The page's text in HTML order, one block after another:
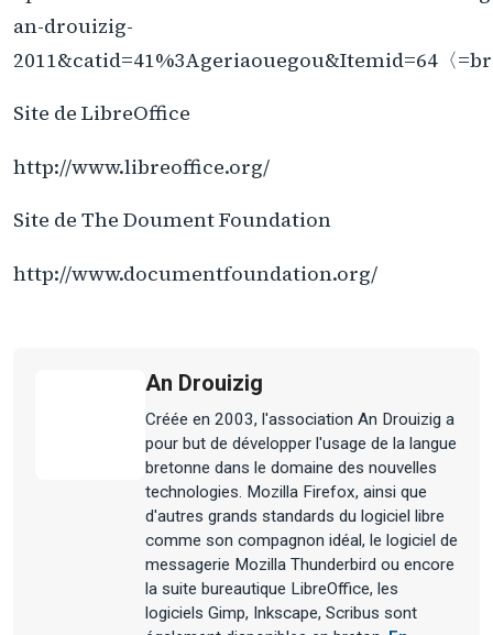
an-drouizig-
2011&catid=41%3Ageriaouegou&Itemid=64〈=br
Site de LibreOffice
http://www.libreoffice.org/
Site de The Doument Foundation
http://www.documentfoundation.org/
An Drouizig
Créée en 2003, l'association An Drouizig a
pour but de développer l'usage de la langue
bretonne dans le domaine des nouvelles
technologies. Mozilla Firefox, ainsi que
d'autres grands standards du logiciel libre
comme son compagnon idéal, le logiciel de
messagerie Mozilla Thunderbird ou encore
la suite bureautique LibreOffice, les
logiciels Gimp, Inkscape, Scribus sont